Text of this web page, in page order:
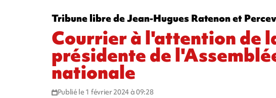
Tribune libre de Jean-Hugues Ratenon et
Courrier à l'attention de
présidente de
nationale
Publié le 1 février 2024 à 09:28